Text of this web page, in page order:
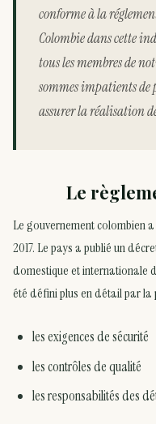
conforme à la
Colombie dans cette
tous les membres de
sommes impatients de
assurer la réalisation
Le
Le gouvernement colombien
2017. Le pays a publié un
domestique et internationale
été défini plus en détail par
les exigences de sécurité
les contrôles de qualité
les responsabilités des